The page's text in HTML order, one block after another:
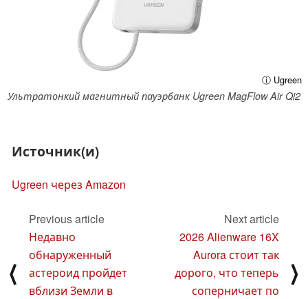
ⓘ Ugreen
Ультратонкий магнитный пауэрбанк Ugreen MagFlow Air Qi2
Источник(и)
Ugreen через Amazon
⟨
Previous article
Недавно
обнаруженный
астероид пройдет
вблизи Земли в
Next article
2026 Alienware 16X
Aurora стоит так
дорого, что теперь
соперничает по
⟩